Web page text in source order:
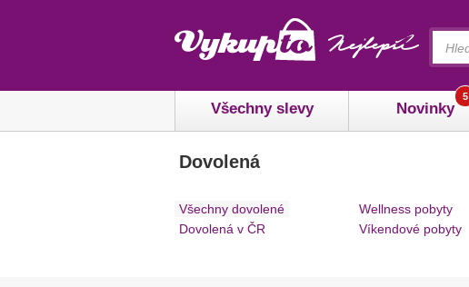
Všechny slevy Novinky
5
Dovolená
Všechny dovolené
Dovolená v ČR
Wellness pobyty
Víkendové pobyty